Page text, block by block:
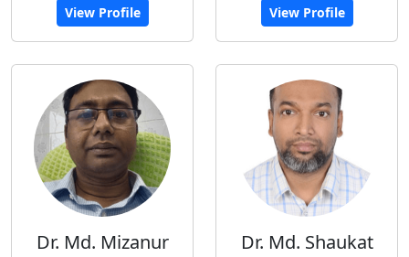
View Profile View Profile
Dr. Md. Mizanur
Dr. Md. Shaukat